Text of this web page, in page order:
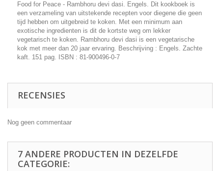
Food for Peace - Rambhoru devi dasi. Engels. Dit kookboek is
een verzameling van uitstekende recepten voor diegene die geen
tijd hebben om uitgebreid te koken. Met een minimum aan
exotische ingredienten is dit de kortste weg om lekker
vegetarisch te koken. Rambhoru devi dasi is een vegetarische
kok met meer dan 20 jaar ervaring. Beschrijving : Engels. Zachte
kaft. 151 pag. ISBN : 81-900496-0-7
RECENSIES
Nog geen commentaar
7 ANDERE PRODUCTEN IN DEZELFDE
CATEGORIE: